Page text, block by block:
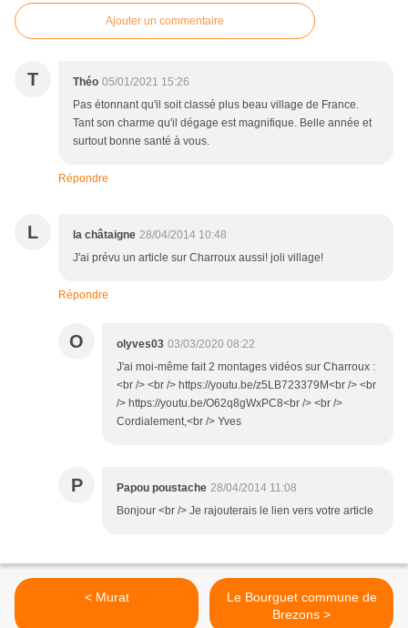
Ajouter un commentaire
T Théo 05/01/2021 15:26
Pas étonnant qu'il soit classé plus beau village de France.
Tant son charme qu'il dégage est magnifique. Belle année et
surtout bonne santé à vous.
Répondre
L la châtaigne 28/04/2014 10:48
J'ai prévu un article sur Charroux aussi! joli village!
Répondre
O olyves03 03/03/2020 08:22
J'ai moi-même fait 2 montages vidéos sur Charroux :
<br /> <br /> https://youtu.be/z5LB723379M<br /> <br
/> https://youtu.be/O62q8gWxPC8<br /> <br />
Cordialement,<br /> Yves
P Papou poustache 28/04/2014 11:08
Bonjour <br /> Je rajouterais le lien vers votre article
< Murat
Le Bourguet commune de
Brezons >